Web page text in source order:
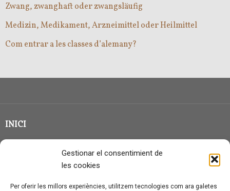
Gestionar el consentimient de
les cookies
Per oferir les millors experiències, utilitzem tecnologies com ara galetes
Zwang, zwanghaft oder zwangsläufig
Medizin, Medikament, Arzneimittel oder Heilmittel
Com entrar a les classes d’alemany?
INICI
CLASSE EN GRUP
QUI SOC?